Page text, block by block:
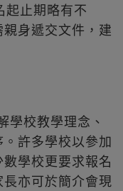
起止期略有不
身遞交文件，建
學校教學理念、
許多學校以參加
學校更要求報名
亦可於簡介會現